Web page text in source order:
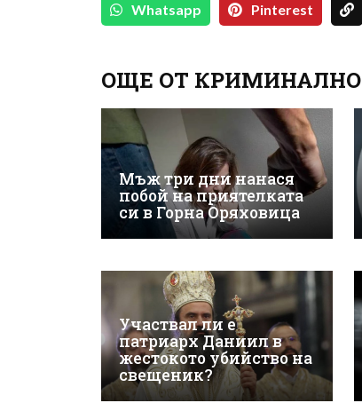
Whatsapp Pinterest
ОЩЕ ОТ КРИМИНАЛНО
Мъж три дни нанася
побой на приятелката
си в Горна Оряховица
Участвал ли е
патриарх Даниил в
жестокото убийство на
свещеник?